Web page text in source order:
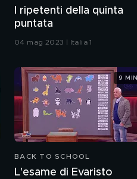
I ripetenti della quinta
puntata
04 mag 2023 | Italia 1
BACK TO SCHOOL
L'esame di Evaristo
9 MIN